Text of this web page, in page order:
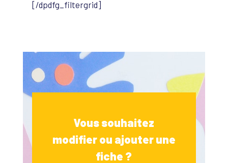
[/dpdfg_filtergrid]
Vous souhaitez
modifier ou ajouter une
fiche ?